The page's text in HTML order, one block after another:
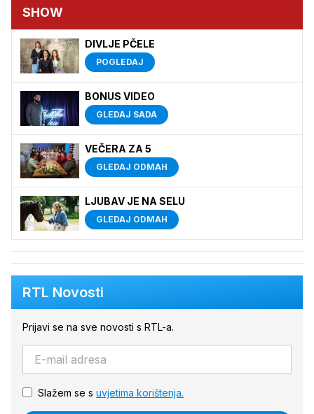
SHOW
DIVLJE PČELE
POGLEDAJ
BONUS VIDEO
GLEDAJ SADA
VEČERA ZA 5
GLEDAJ ODMAH
LJUBAV JE NA SELU
GLEDAJ ODMAH
RTL Novosti
Prijavi se na sve novosti s RTL-a.
Slažem se s uvjetima korištenja.